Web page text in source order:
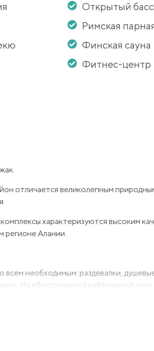
Открытый
Римская
Финская сауна
Фитнес-центр
отличается великолепным
характеризуются высоким
регионе Алании.
необходимым: раздевалки,
На обустроенной набережной
спортом под открытым небом.